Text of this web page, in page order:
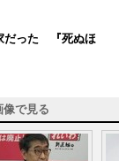
だった 『死ぬほ
像で見る